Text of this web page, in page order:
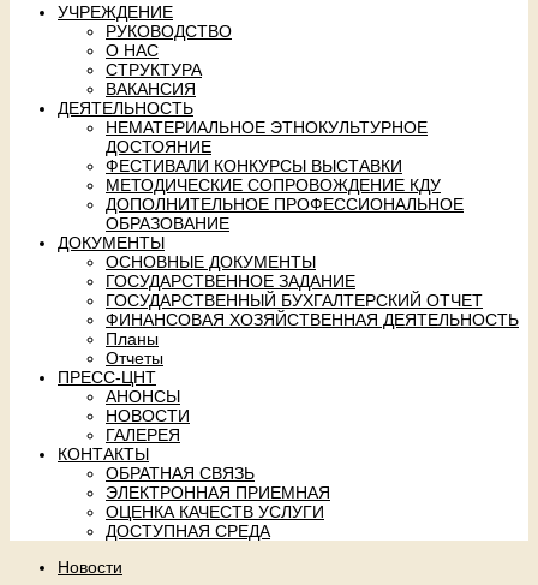
УЧРЕЖДЕНИЕ
РУКОВОДСТВО
О НАС
СТРУКТУРА
ВАКАНСИЯ
ДЕЯТЕЛЬНОСТЬ
НЕМАТЕРИАЛЬНОЕ ЭТНОКУЛЬТУРНОЕ
ДОСТОЯНИЕ
ФЕСТИВАЛИ КОНКУРСЫ ВЫСТАВКИ
МЕТОДИЧЕСКИЕ СОПРОВОЖДЕНИЕ КДУ
ДОПОЛНИТЕЛЬНОЕ ПРОФЕССИОНАЛЬНОЕ
ОБРАЗОВАНИЕ
ДОКУМЕНТЫ
ОСНОВНЫЕ ДОКУМЕНТЫ
ГОСУДАРСТВЕННОЕ ЗАДАНИЕ
ГОСУДАРСТВЕННЫЙ БУХГАЛТЕРСКИЙ ОТЧЕТ
ФИНАНСОВАЯ ХОЗЯЙСТВЕННАЯ ДЕЯТЕЛЬНОСТЬ
Планы
Отчеты
ПРЕСС-ЦНТ
АНОНСЫ
НОВОСТИ
ГАЛЕРЕЯ
КОНТАКТЫ
ОБРАТНАЯ СВЯЗЬ
ЭЛЕКТРОННАЯ ПРИЕМНАЯ
ОЦЕНКА КАЧЕСТВ УСЛУГИ
ДОСТУПНАЯ СРЕДА
Новости